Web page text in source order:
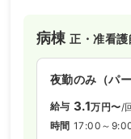
病棟正・准看護
夜勤のみ（パー
給与 3.1万円〜/
時間 17:00～